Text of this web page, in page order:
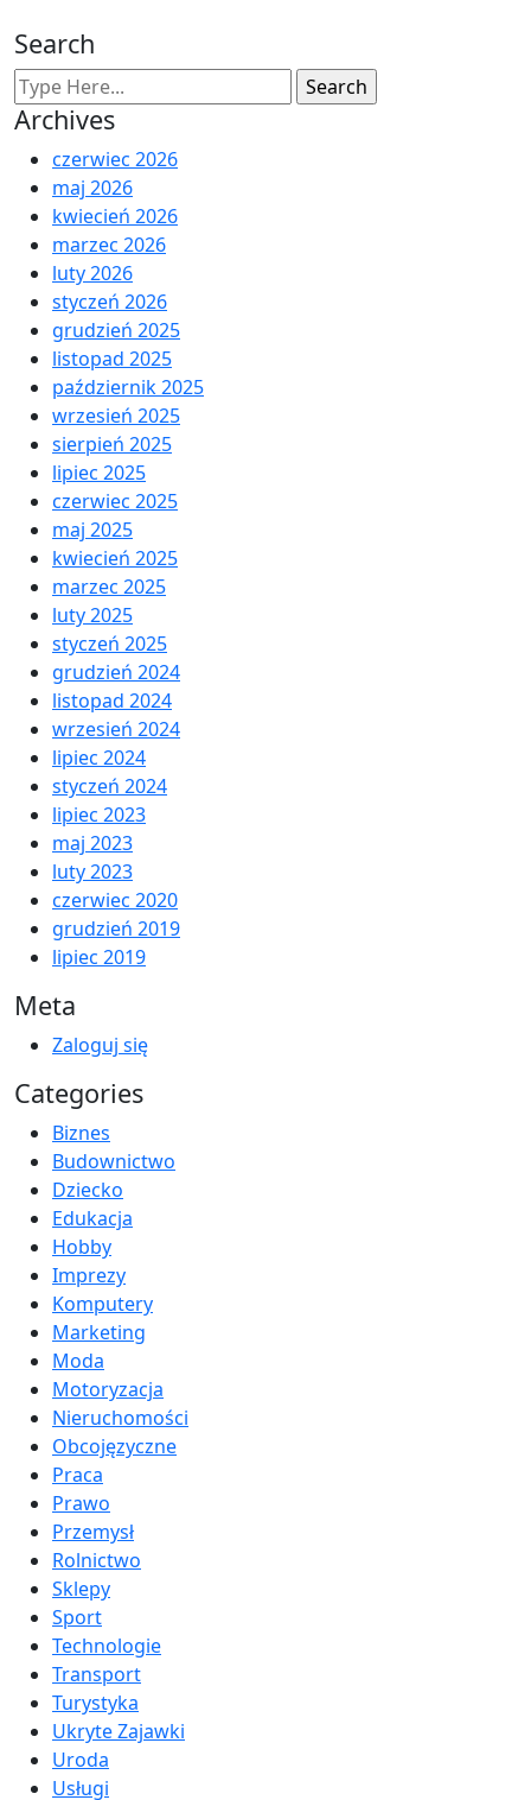
Search
Archives
czerwiec 2026
maj 2026
kwiecień 2026
marzec 2026
luty 2026
styczeń 2026
grudzień 2025
listopad 2025
październik 2025
wrzesień 2025
sierpień 2025
lipiec 2025
czerwiec 2025
maj 2025
kwiecień 2025
marzec 2025
luty 2025
styczeń 2025
grudzień 2024
listopad 2024
wrzesień 2024
lipiec 2024
styczeń 2024
lipiec 2023
maj 2023
luty 2023
czerwiec 2020
grudzień 2019
lipiec 2019
Meta
Zaloguj się
Categories
Biznes
Budownictwo
Dziecko
Edukacja
Hobby
Imprezy
Komputery
Marketing
Moda
Motoryzacja
Nieruchomości
Obcojęzyczne
Praca
Prawo
Przemysł
Rolnictwo
Sklepy
Sport
Technologie
Transport
Turystyka
Ukryte Zajawki
Uroda
Usługi